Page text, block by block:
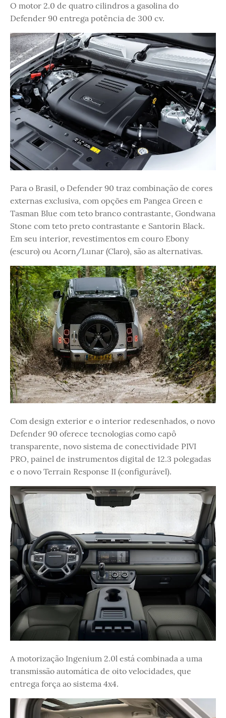
O motor 2.0 de quatro cilindros a gasolina do
Defender 90 entrega potência de 300 cv.
Para o Brasil, o Defender 90 traz combinação de cores
externas exclusiva, com opções em Pangea Green e
Tasman Blue com teto branco contrastante, Gondwana
Stone com teto preto contrastante e Santorin Black.
Em seu interior, revestimentos em couro Ebony
(escuro) ou Acorn/Lunar (Claro), são as alternativas.
Com design exterior e o interior redesenhados, o novo
Defender 90 oferece tecnologias como capô
transparente, novo sistema de conectividade PIVI
PRO, painel de instrumentos digital de 12.3 polegadas
e o novo Terrain Response II (configurável).
A motorização Ingenium 2.0l está combinada a uma
transmissão automática de oito velocidades, que
entrega força ao sistema 4x4.